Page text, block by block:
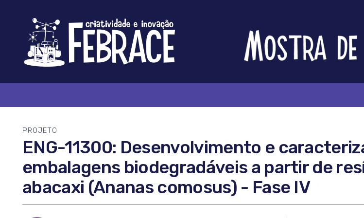
Logo
FEBRACE
Feira
Brasileira
de
Ciência
Tecnologia
PROJETO
ENG-11300: Desenvolvimento e
embalagens biodegradáveis a partir de
abacaxi (Ananas comosus) - Fase IV